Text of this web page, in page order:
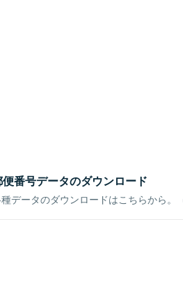
番号データのダウンロード
データのダウンロードはこちらから。